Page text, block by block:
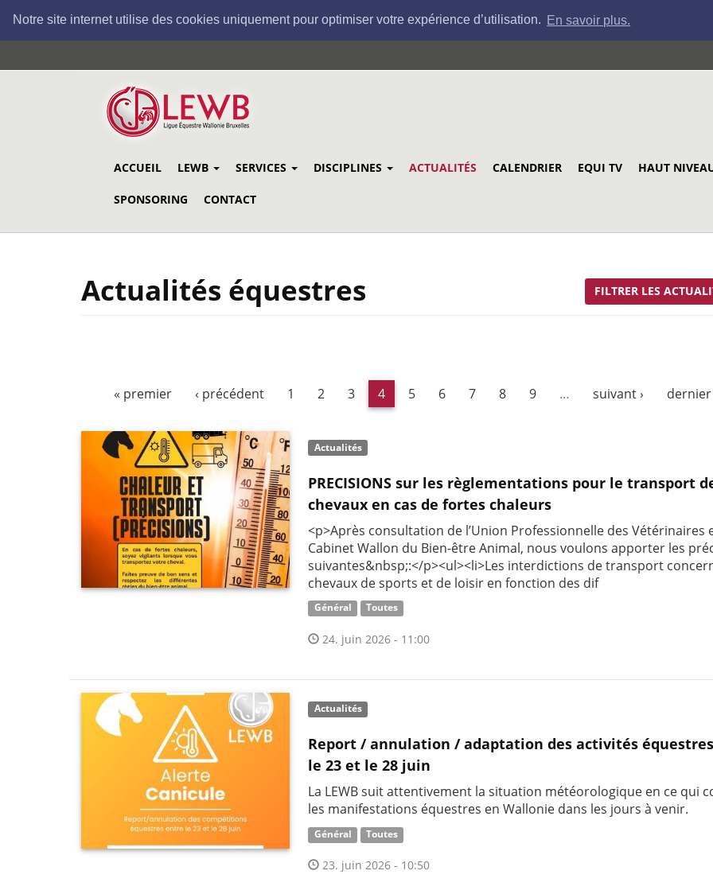
Notre site internet utilise des cookies uniquement pour optimiser votre expérience d’utilisation. En savoir plus.
au
ACCUEIL LEWB SERVICES DISCIPLINES ACTUALITÉS CALENDRIER EQUI TV HAUT
SPONSORING CONTACT
Actualités équestres FILTRER LES
« premier ‹ précédent 1 2 3 4 5 6 7 8 9 … suivant › dernier
Actualités
PRECISIONS sur les règlementations pour le transport
chevaux en cas de fortes chaleurs
<p>Après consultation de l’Union Professionnelle des Vétérinaires
Cabinet Wallon du Bien-être Animal, nous voulons apporter les
suivantes&nbsp;:</p><ul><li>Les interdictions de transport
chevaux de sports et de loisir en fonction des dif
Général Toutes
24. juin 2026 - 11:00
Actualités
Report / annulation / adaptation des activités
le 23 et le 28 juin
La LEWB suit attentivement la situation météorologique en ce qui
les manifestations équestres en Wallonie dans les jours à venir.
Général Toutes
23. juin 2026 - 10:50